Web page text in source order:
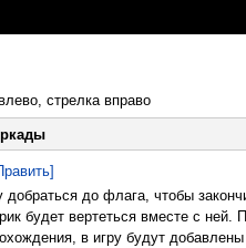
стрелка вправо
добраться до флага, чтобы
будет вертеться вместе с
в игру будут